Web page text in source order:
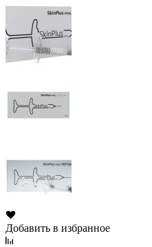
Добавить в избранное